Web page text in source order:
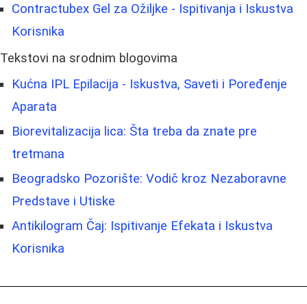
Contractubex Gel za Ožiljke - Ispitivanja i Iskustva
Korisnika
Tekstovi na srodnim blogovima
Kućna IPL Epilacija - Iskustva, Saveti i Poređenje
Aparata
Biorevitalizacija lica: Šta treba da znate pre
tretmana
Beogradsko Pozorište: Vodič kroz Nezaboravne
Predstave i Utiske
Antikilogram Čaj: Ispitivanje Efekata i Iskustva
Korisnika